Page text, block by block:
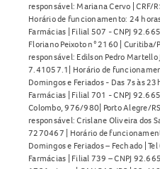
doenças graves do coração,
acompanhamento
galactosemia também não
Posso comprar o Atensina
receita médica?
Não. OAtensina 0,100mg
medicamento de venda sob
consulte um profissional de
responsável: Mariana Cervo | CRF/
Horário de funcionamento: 24
Farmácias | Filial 507 - CNPJ
Floriano Peixoto n° 2160 |
responsável: Edilson Pedro
7.41057.1| Horário de
Domingos e Feriados - Das 7s às
Farmácias | Filial 701 - CNPJ
Colombo, 976/980| Porto Alegre/
responsável: Crislane Oliveira dos
7270467 | Horário de
Domingos e Feriados – Fechado |
Farmácias | Filial 739 – CNPJ